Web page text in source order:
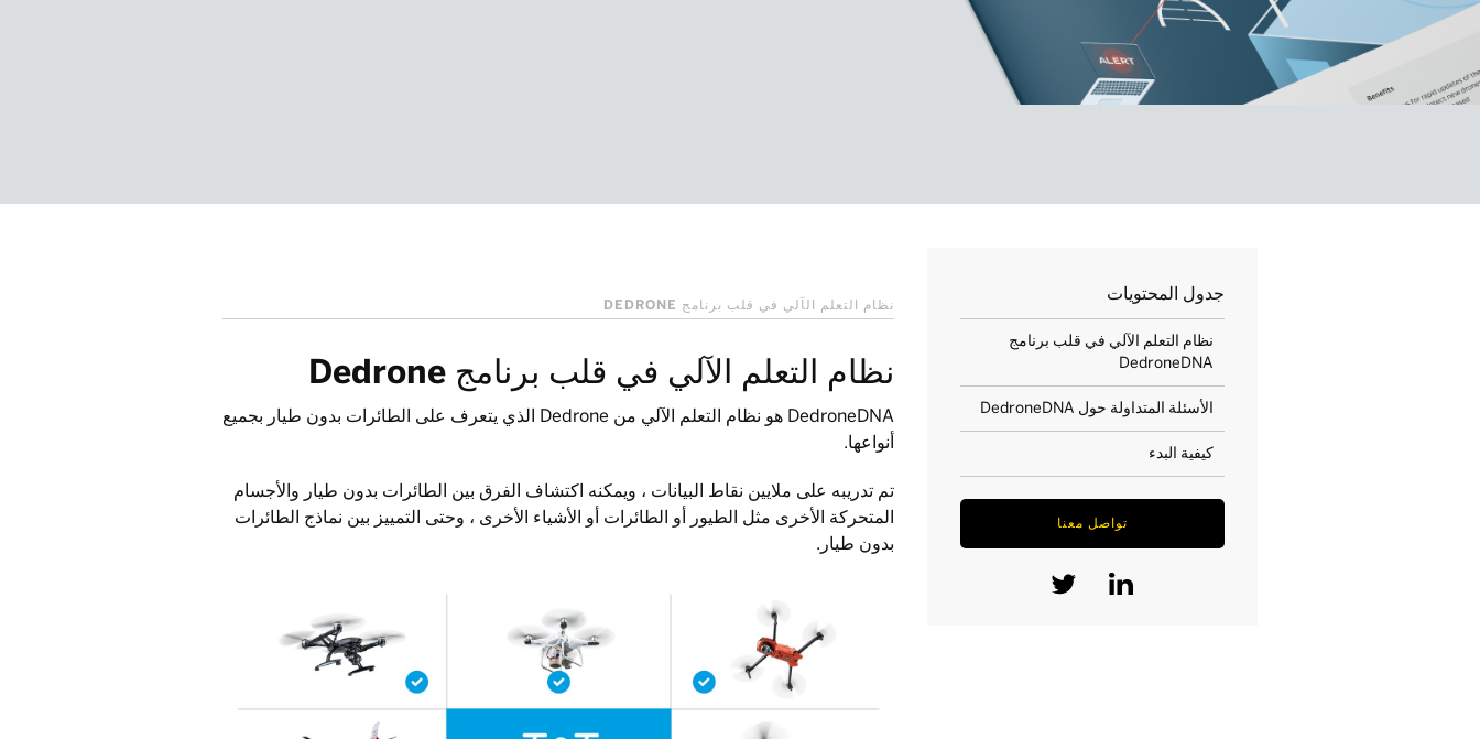
جدول المحتويات
نظام التعلم الآلي في قلب برنامج
DedroneDNA
الأسئلة المتداولة حول DedroneDNA
كيفية البدء
تواصل معنا
نظام التعلم الآلي في قلب برنامج DEDRONE
نظام التعلم الآلي في قلب برنامج Dedrone
DedroneDNA هو نظام التعلم الآلي من Dedrone الذي يتعرف على الطائرات بدون طيار بجميع
أنواعها.
تم تدريبه على ملايين نقاط البيانات ، ويمكنه اكتشاف الفرق بين الطائرات بدون طيار والأجسام
المتحركة الأخرى مثل الطيور أو الطائرات أو الأشياء الأخرى ، وحتى التمييز بين نماذج الطائرات
بدون طيار.